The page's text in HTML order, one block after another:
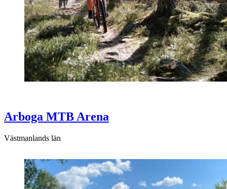
Arboga MTB Arena
Västmanlands län